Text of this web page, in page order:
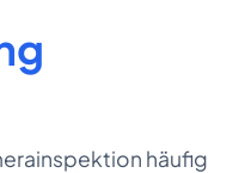
häufig